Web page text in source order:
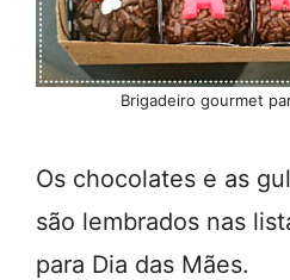
Brigadeiro gourmet
Os chocolates e as
são lembrados nas
para Dia das Mães.